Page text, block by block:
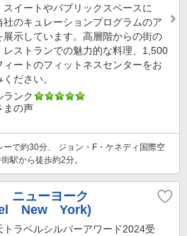
スイートやパブリックスペースに
社のキュレーションプログラムのア
展示しています。高層階からの街の
レストランでの魅力的な料理、1,500
ィートのフィットネスセンターをお
ださい。
ランク
まの声
で約30分、 ジョン・F・ケネディ国際空
駅から徒歩約2分。
ューヨーク
New York)
トラベルシルバーアワード2024受